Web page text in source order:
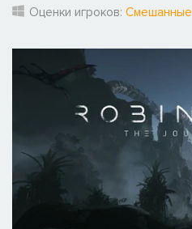
Оценки игроков: Смешанные